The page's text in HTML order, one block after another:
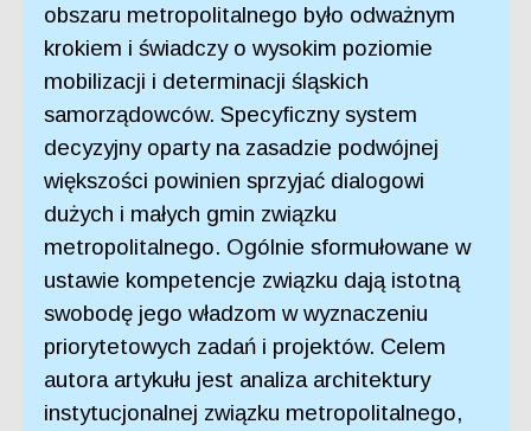
obszaru metropolitalnego było odważnym
krokiem i świadczy o wysokim poziomie
mobilizacji i determinacji śląskich
samorządowców. Specyficzny system
decyzyjny oparty na zasadzie podwójnej
większości powinien sprzyjać dialogowi
dużych i małych gmin związku
metropolitalnego. Ogólnie sformułowane w
ustawie kompetencje związku dają istotną
swobodę jego władzom w wyznaczeniu
priorytetowych zadań i projektów. Celem
autora artykułu jest analiza architektury
instytucjonalnej związku metropolitalnego,